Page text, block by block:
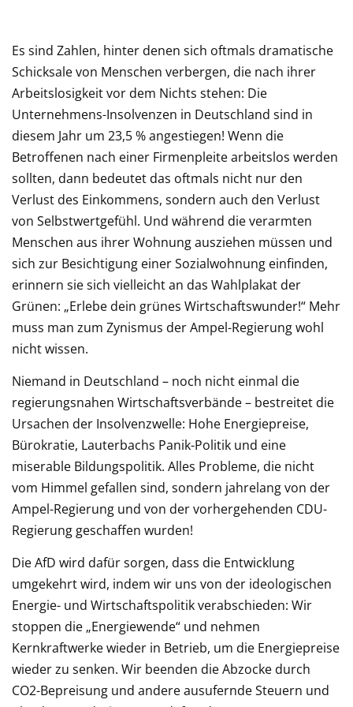
Es sind Zahlen, hinter denen sich oftmals dramatische
Schicksale von Menschen verbergen, die nach ihrer
Arbeitslosigkeit vor dem Nichts stehen: Die
Unternehmens-Insolvenzen in Deutschland sind in
diesem Jahr um 23,5 % angestiegen! Wenn die
Betroffenen nach einer Firmenpleite arbeitslos werden
sollten, dann bedeutet das oftmals nicht nur den
Verlust des Einkommens, sondern auch den Verlust
von Selbstwertgefühl. Und während die verarmten
Menschen aus ihrer Wohnung ausziehen müssen und
sich zur Besichtigung einer Sozialwohnung einfinden,
erinnern sie sich vielleicht an das Wahlplakat der
Grünen: „Erlebe dein grünes Wirtschaftswunder!“ Mehr
muss man zum Zynismus der Ampel-Regierung wohl
nicht wissen.
Niemand in Deutschland – noch nicht einmal die
regierungsnahen Wirtschaftsverbände – bestreitet die
Ursachen der Insolvenzwelle: Hohe Energiepreise,
Bürokratie, Lauterbachs Panik-Politik und eine
miserable Bildungspolitik. Alles Probleme, die nicht
vom Himmel gefallen sind, sondern jahrelang von der
Ampel-Regierung und von der vorhergehenden CDU-
Regierung geschaffen wurden!
Die AfD wird dafür sorgen, dass die Entwicklung
umgekehrt wird, indem wir uns von der ideologischen
Energie- und Wirtschaftspolitik verabschieden: Wir
stoppen die „Energiewende“ und nehmen
Kernkraftwerke wieder in Betrieb, um die Energiepreise
wieder zu senken. Wir beenden die Abzocke durch
CO2-Bepreisung und andere ausufernde Steuern und